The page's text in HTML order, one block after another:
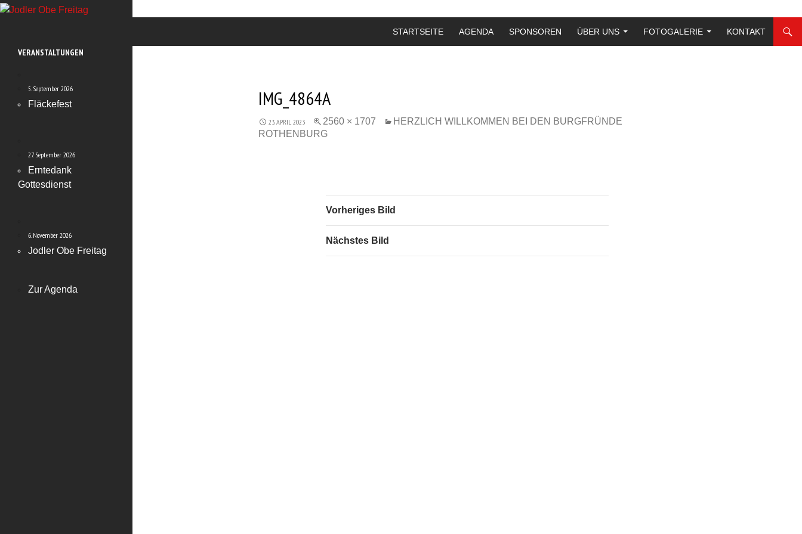
Zum
STARTSEITE AGENDA SPONSOREN ÜBER UNS FOTOGALERIE KONTAKT
IMG_4864A
23. APRIL 2023 2560 × 1707
HERZLICH WILLKOMMEN BEI DEN BURGFRÜNDE
ROTHENBURG
Vorheriges Bild
Nächstes Bild
Platzreservation: ab 20. Oktober 2025 unter
VERANSTALTUNGEN
5. September 2026
Fläckefest
27. September 2026
Erntedank
Gottesdienst
6. November 2026
Jodler Obe Freitag
Zur Agenda